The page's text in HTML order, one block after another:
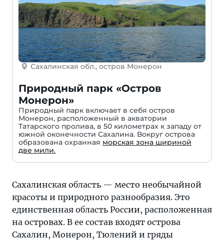
Сахалинская обл., остров Монерон
Природный парк «Остров
Монерон»
Природный парк включает в себя остров
Монерон, расположенный в акватории
Татарского пролива, в 50 километрах к западу от
южной оконечности Сахалина. Вокруг острова
образована охранная морская зона шириной
две мили.
Сахалинская область — место необычайной
красоты и природного разнообразия. Это
единственная область России, расположенная
на островах. В ее состав входят острова
Сахалин, Монерон, Тюлений и гряды